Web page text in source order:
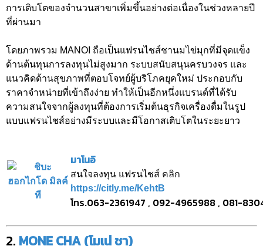
การเติบโตของจำนวนสาขาเพิ่มขึ้นอย่างต่อเนื่องในช่วงหลายปี
ที่ผ่านมา
โดยภาพรวม MANOI ถือเป็นแฟรนไชส์ชานมไข่มุกที่มีจุดแข็ง
ด้านต้นทุนการลงทุนไม่สูงมาก ระบบสนับสนุนครบวงจร และ
แนวคิดด้านสุขภาพที่ตอบโจทย์ผู้บริโภคยุคใหม่ ประกอบกับ
ราคาจำหน่ายที่เข้าถึงง่าย ทำให้เป็นอีกหนึ่งแบรนด์ที่ได้รับ
ความสนใจจากผู้ลงทุนที่ต้องการเริ่มต้นธุรกิจเครื่องดื่มในรูป
แบบแฟรนไชส์อย่างมีระบบและมีโอกาสเติบโตในระยะยาว
มาโนอิ
สนใจลงทุน แฟรนไชส์ คลิก
https://citly.me/KehtB
โทร.063-2361947 , 092-4965988 , 081-
2. MONE CHA (โมเน่ ชา)